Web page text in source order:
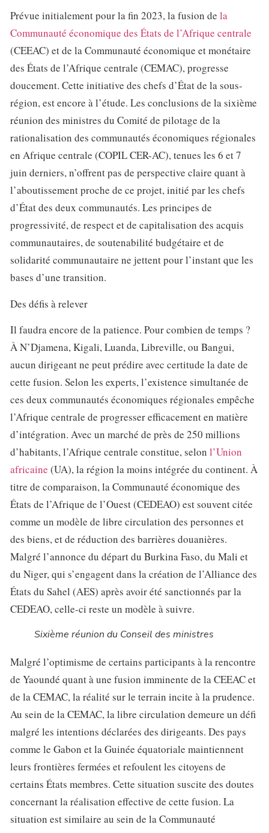
Prévue initialement pour la fin 2023, la fusion de la
Communauté économique des États de l’Afrique centrale
(CEEAC) et de la Communauté économique et monétaire
des États de l’Afrique centrale (CEMAC), progresse
doucement. Cette initiative des chefs d’État de la sous-
région, est encore à l’étude. Les conclusions de la sixième
réunion des ministres du Comité de pilotage de la
rationalisation des communautés économiques régionales
en Afrique centrale (COPIL CER-AC), tenues les 6 et 7
juin derniers, n’offrent pas de perspective claire quant à
l’aboutissement proche de ce projet, initié par les chefs
d’État des deux communautés. Les principes de
progressivité, de respect et de capitalisation des acquis
communautaires, de soutenabilité budgétaire et de
solidarité communautaire ne jettent pour l’instant que les
bases d’une transition.
Des défis à relever
Il faudra encore de la patience. Pour combien de temps ?
À N’Djamena, Kigali, Luanda, Libreville, ou Bangui,
aucun dirigeant ne peut prédire avec certitude la date de
cette fusion. Selon les experts, l’existence simultanée de
ces deux communautés économiques régionales empêche
l’Afrique centrale de progresser efficacement en matière
d’intégration. Avec un marché de près de 250 millions
d’habitants, l’Afrique centrale constitue, selon l’Union
africaine (UA), la région la moins intégrée du continent. À
titre de comparaison, la Communauté économique des
États de l’Afrique de l’Ouest (CEDEAO) est souvent citée
comme un modèle de libre circulation des personnes et
des biens, et de réduction des barrières douanières.
Malgré l’annonce du départ du Burkina Faso, du Mali et
du Niger, qui s’engagent dans la création de l’Alliance des
États du Sahel (AES) après avoir été sanctionnés par la
CEDEAO, celle-ci reste un modèle à suivre.
Sixième réunion du Conseil des ministres
Malgré l’optimisme de certains participants à la rencontre
de Yaoundé quant à une fusion imminente de la CEEAC et
de la CEMAC, la réalité sur le terrain incite à la prudence.
Au sein de la CEMAC, la libre circulation demeure un défi
malgré les intentions déclarées des dirigeants. Des pays
comme le Gabon et la Guinée équatoriale maintiennent
leurs frontières fermées et refoulent les citoyens de
certains États membres. Cette situation suscite des doutes
concernant la réalisation effective de cette fusion. La
situation est similaire au sein de la Communauté